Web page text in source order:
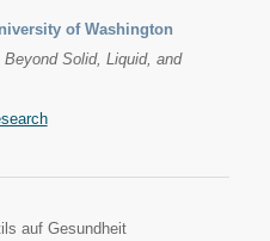
of Washington
Beyond Solid, Liquid, and
auf Gesundheit